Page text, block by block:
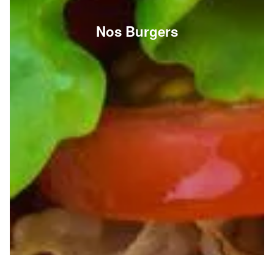
Nos Burgers